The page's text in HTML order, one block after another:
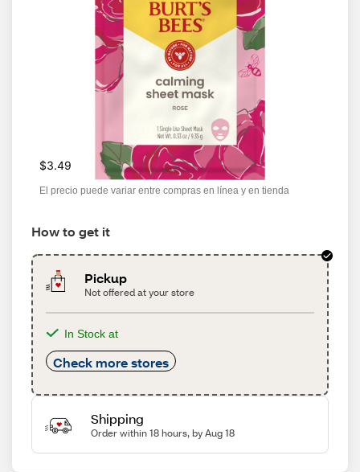
$3.49
El precio puede variar entre compras en línea y en tienda
How to get it
Pickup
Not offered at your store
In Stock at
Check more stores
Shipping
Order within 18 hours, by Aug 18